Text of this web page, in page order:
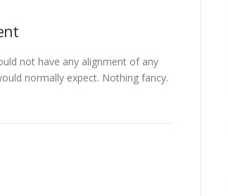
not have any alignment of any
normally expect. Nothing fancy.